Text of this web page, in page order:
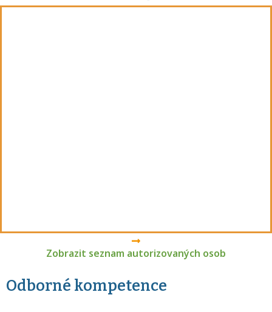
Zobrazit seznam autorizovaných osob
Odborné kompetence